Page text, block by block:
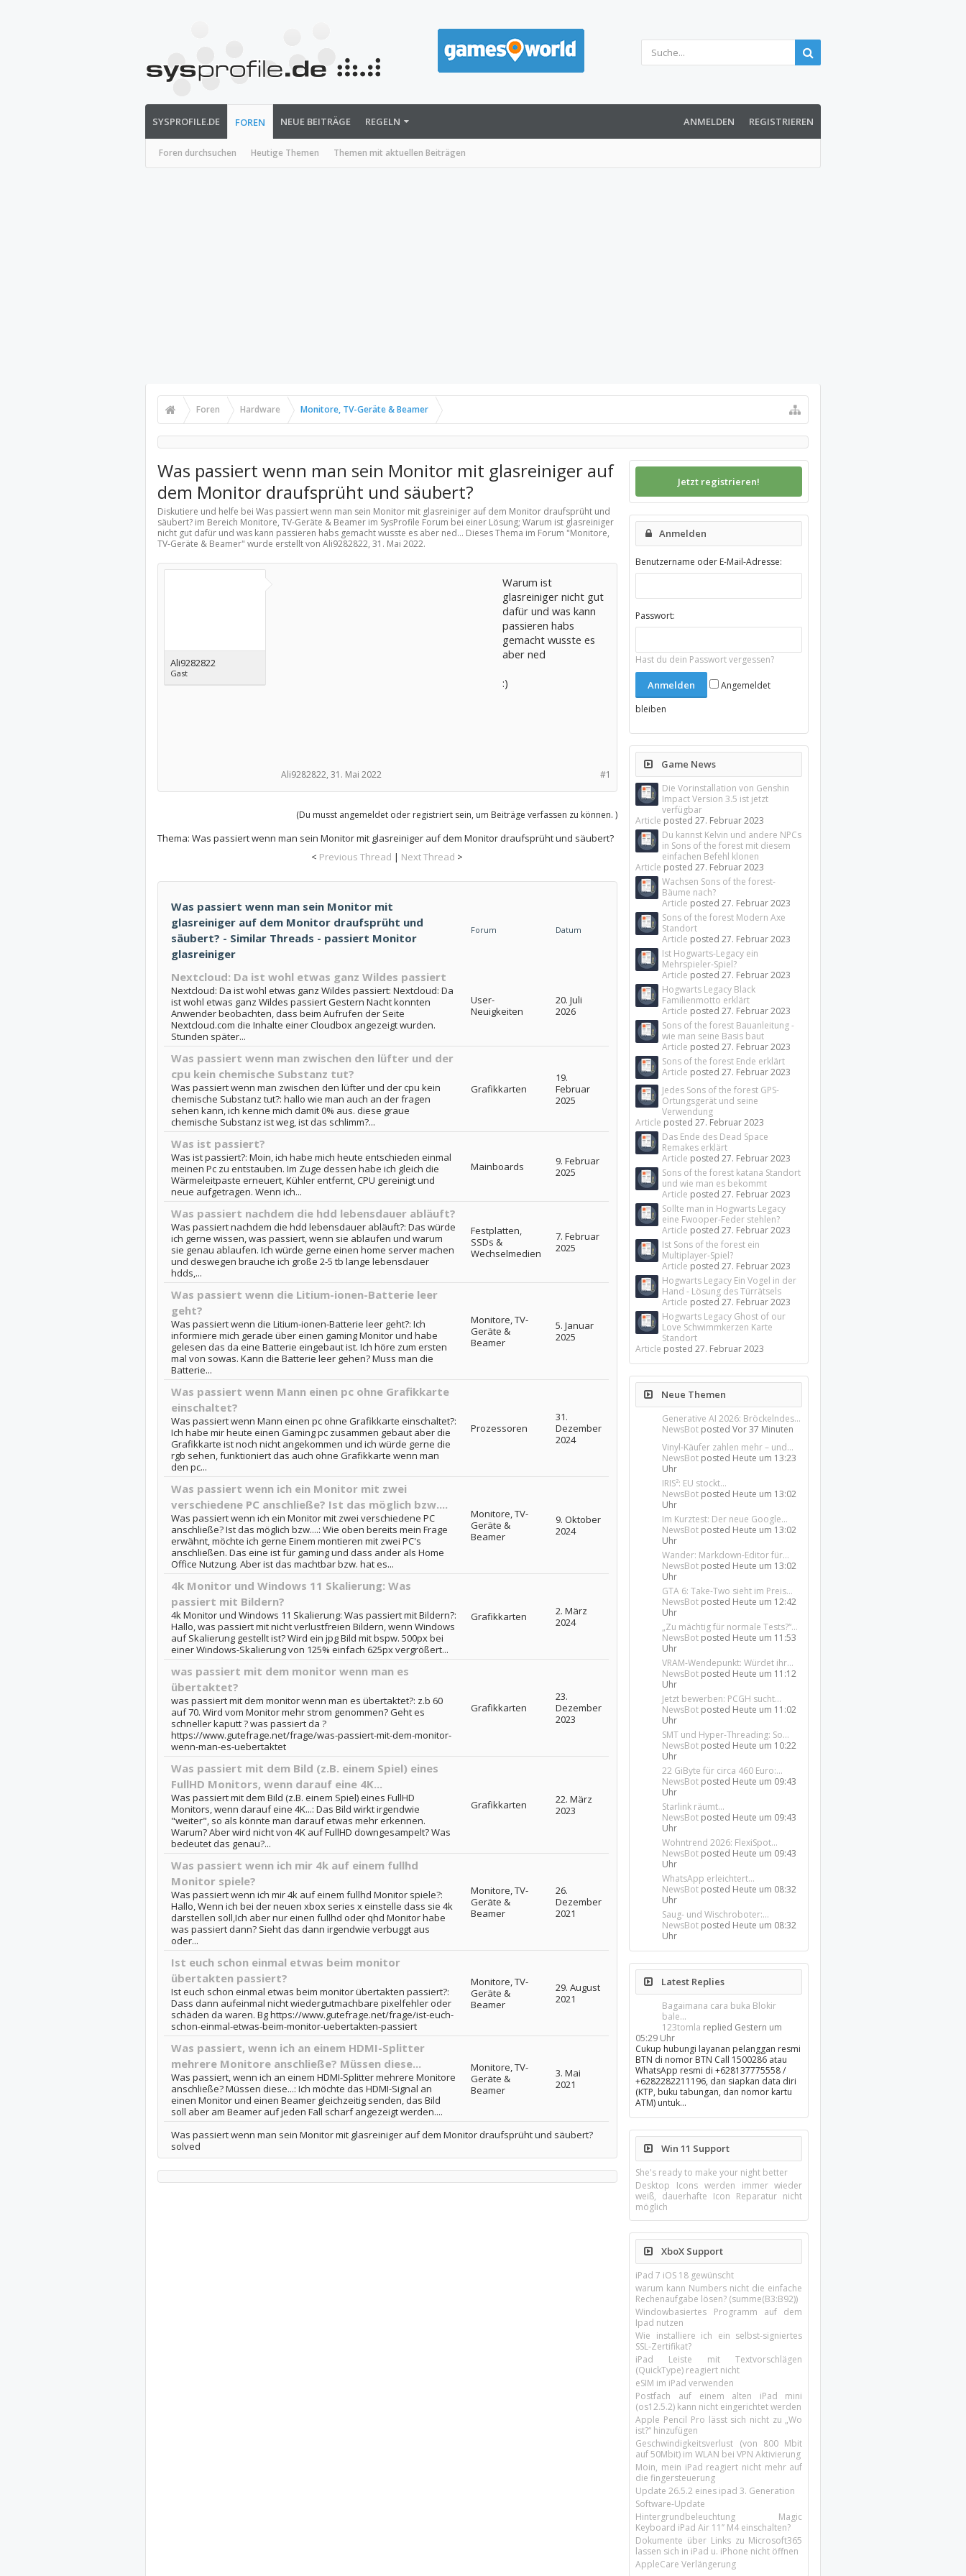
SYSPROFILE.DE FOREN
Foren durchsuchen Heutige Themen Themen mit aktuellen Beiträgen
NEUE BEITRÄGE REGELN ANMELDEN REGISTRIEREN
Foren Hardware Monitore, TV-Geräte & Beamer
Was passiert wenn man sein Monitor mit glasreiniger auf
dem Monitor draufsprüht und säubert?
Diskutiere und helfe bei Was passiert wenn man sein Monitor mit glasreiniger auf dem Monitor draufsprüht und
säubert? im Bereich Monitore, TV-Geräte & Beamerim SysProfile Forum bei einer Lösung; Warum ist glasreiniger
nicht gut dafür und was kann passieren habs gemacht wusste es aber ned... Dieses Thema im Forum "Monitore,
TV-Geräte & Beamer" wurde erstellt von Ali9282822, 31. Mai 2022.
Ali9282822
Gast
Warum ist
glasreiniger nicht gut
dafür und was kann
passieren habs
gemacht wusste es
aber ned
:)
#1
Ali9282822, 31. Mai 2022
(Du musst angemeldet oder registriert sein, um Beiträge verfassen zu können. )
Thema: Was passiert wenn man sein Monitor mit glasreiniger auf dem Monitor draufsprüht und säubert?
< Previous Thread | Next Thread >
Was passiert wenn man sein Monitor mit
glasreiniger auf dem Monitor draufsprüht und
säubert? - Similar Threads - passiert Monitor
glasreiniger
Forum Datum
Nextcloud: Da ist wohl etwas ganz Wildes passiert
Nextcloud: Da ist wohl etwas ganz Wildes passiert: Nextcloud: Da
ist wohl etwas ganz Wildes passiert Gestern Nacht konnten
Anwender beobachten, dass beim Aufrufen der Seite
Nextcloud.com die Inhalte einer Cloudbox angezeigt wurden.
Stunden später...
User-
Neuigkeiten
20. Juli
2026
Was passiert wenn man zwischen den lüfter und der
cpu kein chemische Substanz tut?
Was passiert wenn man zwischen den lüfter und der cpu kein
chemische Substanz tut?: hallo wie man auch an der fragen
sehen kann, ich kenne mich damit 0% aus. diese graue
chemische Substanz ist weg, ist das schlimm?...
Grafikkarten
19.
Februar
2025
Was ist passiert?
Was ist passiert?: Moin, ich habe mich heute entschieden einmal
meinen Pc zu entstauben. Im Zuge dessen habe ich gleich die
Wärmeleitpaste erneuert, Kühler entfernt, CPU gereinigt und
neue aufgetragen. Wenn ich...
Mainboards
9. Februar
2025
Was passiert nachdem die hdd lebensdauer abläuft?
Was passiert nachdem die hdd lebensdauer abläuft?: Das würde
ich gerne wissen, was passiert, wenn sie ablaufen und warum
sie genau ablaufen. Ich würde gerne einen home server machen
und deswegen brauche ich große 2-5 tb lange lebensdauer
hdds,...
Festplatten,
SSDs &
Wechselmedien
7. Februar
2025
Was passiert wenn die Litium-ionen-Batterie leer
geht?
Was passiert wenn die Litium-ionen-Batterie leer geht?: Ich
informiere mich gerade über einen gaming Monitor und habe
gelesen das da eine Batterie eingebaut ist. Ich höre zum ersten
mal von sowas. Kann die Batterie leer gehen? Muss man die
Batterie...
Monitore, TV-
Geräte &
Beamer
5. Januar
2025
Was passiert wenn Mann einen pc ohne Grafikkarte
einschaltet?
Was passiert wenn Mann einen pc ohne Grafikkarte einschaltet?:
Ich habe mir heute einen Gaming pc zusammen gebaut aber die
Grafikkarte ist noch nicht angekommen und ich würde gerne die
rgb sehen, funktioniert das auch ohne Grafikkarte wenn man
den pc...
Prozessoren
31.
Dezember
2024
Was passiert wenn ich ein Monitor mit zwei
verschiedene PC anschließe? Ist das möglich bzw....
Was passiert wenn ich ein Monitor mit zwei verschiedene PC
anschließe? Ist das möglich bzw....: Wie oben bereits mein Frage
erwähnt, möchte ich gerne Einem montieren mit zwei PC's
anschließen. Das eine ist für gaming und dass ander als Home
Office Nutzung. Aber ist das machtbar bzw. hat es...
Monitore, TV-
Geräte &
Beamer
9. Oktober
2024
4k Monitor und Windows 11 Skalierung: Was
passiert mit Bildern?
4k Monitor und Windows 11 Skalierung: Was passiert mit Bildern?:
Hallo, was passiert mit nicht verlustfreien Bildern, wenn Windows
auf Skalierung gestellt ist? Wird ein jpg Bild mit bspw. 500px bei
einer Windows-Skalierung von 125% einfach 625px vergrößert...
Grafikkarten
2. März
2024
was passiert mit dem monitor wenn man es
übertaktet?
was passiert mit dem monitor wenn man es übertaktet?: z.b 60
auf 70. Wird vom Monitor mehr strom genommen? Geht es
schneller kaputt ? was passiert da ?
https://www.gutefrage.net/frage/was-passiert-mit-dem-monitor-
wenn-man-es-uebertaktet
Grafikkarten
23.
Dezember
2023
Was passiert mit dem Bild (z.B. einem Spiel) eines
FullHD Monitors, wenn darauf eine 4K...
Was passiert mit dem Bild (z.B. einem Spiel) eines FullHD
Monitors, wenn darauf eine 4K...: Das Bild wirkt irgendwie
"weiter", so als könnte man darauf etwas mehr erkennen.
Warum? Aber wird nicht von 4K auf FullHD downgesampelt? Was
bedeutet das genau?...
Grafikkarten
22. März
2023
Was passiert wenn ich mir 4k auf einem fullhd
Monitor spiele?
Was passiert wenn ich mir 4k auf einem fullhd Monitor spiele?:
Hallo, Wenn ich bei der neuen xbox series x einstelle dass sie 4k
darstellen soll,Ich aber nur einen fullhd oder qhd Monitor habe
was passiert dann? Sieht das dann irgendwie verbuggt aus
oder...
Monitore, TV-
Geräte &
Beamer
26.
Dezember
2021
Ist euch schon einmal etwas beim monitor
übertakten passiert?
Ist euch schon einmal etwas beim monitor übertakten passiert?:
Dass dann aufeinmal nicht wiedergutmachbare pixelfehler oder
schäden da waren. Bg https://www.gutefrage.net/frage/ist-euch-
schon-einmal-etwas-beim-monitor-uebertakten-passiert
Monitore, TV-
Geräte &
Beamer
29. August
2021
Was passiert, wenn ich an einem HDMI-Splitter
mehrere Monitore anschließe? Müssen diese...
Was passiert, wenn ich an einem HDMI-Splitter mehrere Monitore
anschließe? Müssen diese...: Ich möchte das HDMI-Signal an
einen Monitor und einen Beamer gleichzeitig senden, das Bild
soll aber am Beamer auf jeden Fall scharf angezeigt werden....
Monitore, TV-
Geräte &
Beamer
3. Mai
2021
Was passiert wenn man sein Monitor mit glasreiniger auf dem Monitor draufsprüht und säubert?
solved
Jetzt registrieren!
Anmelden
Benutzername oder E-Mail-Adresse:
Passwort:
Hast du dein Passwort vergessen?
Angemeldet
bleiben
Game News
Die Vorinstallation von Genshin
Impact Version 3.5 ist jetzt
verfügbar
Article posted27. Februar 2023
Du kannst Kelvin und andere NPCs
in Sons of the forest mit diesem
einfachen Befehl klonen
Article posted27. Februar 2023
Wachsen Sons of the forest-
Bäume nach?
Article posted27. Februar 2023
Sons of the forest Modern Axe
Standort
Article posted27. Februar 2023
Ist Hogwarts-Legacy ein
Mehrspieler-Spiel?
Article posted27. Februar 2023
Hogwarts Legacy Black
Familienmotto erklärt
Article posted27. Februar 2023
Sons of the forest Bauanleitung -
wie man seine Basis baut
Article posted27. Februar 2023
Sons of the forest Ende erklärt
Article posted27. Februar 2023
Jedes Sons of the forest GPS-
Ortungsgerät und seine
Verwendung
Article posted27. Februar 2023
Das Ende des Dead Space
Remakes erklärt
Article posted27. Februar 2023
Sons of the forest katana Standort
und wie man es bekommt
Article posted27. Februar 2023
Sollte man in Hogwarts Legacy
eine Fwooper-Feder stehlen?
Article posted27. Februar 2023
Ist Sons of the forest ein
Multiplayer-Spiel?
Article posted27. Februar 2023
Hogwarts Legacy Ein Vogel in der
Hand - Lösung des Türrätsels
Article posted27. Februar 2023
Hogwarts Legacy Ghost of our
Love Schwimmkerzen Karte
Standort
Article posted27. Februar 2023
Neue Themen
Generative AI 2026: Bröckelndes...
NewsBot postedVor 37 Minuten
Vinyl-Käufer zahlen mehr – und...
NewsBot posted Heute um 13:23
Uhr
IRIS²: EU stockt...
NewsBot posted Heute um 13:02
Uhr
Im Kurztest: Der neue Google...
NewsBot posted Heute um 13:02
Uhr
Wander: Markdown-Editor für...
NewsBot posted Heute um 13:02
Uhr
GTA 6: Take-Two sieht im Preis...
NewsBot posted Heute um 12:42
Uhr
„Zu mächtig für normale Tests?“...
NewsBot posted Heute um 11:53
Uhr
VRAM-Wendepunkt: Würdet ihr...
NewsBot posted Heute um 11:12
Uhr
Jetzt bewerben: PCGH sucht...
NewsBot posted Heute um 11:02
Uhr
SMT und Hyper-Threading: So...
NewsBot posted Heute um 10:22
Uhr
22 GiByte für circa 460 Euro:...
NewsBot posted Heute um 09:43
Uhr
Starlink räumt...
NewsBot posted Heute um 09:43
Uhr
Wohntrend 2026: FlexiSpot...
NewsBot posted Heute um 09:43
Uhr
WhatsApp erleichtert...
NewsBot posted Heute um 08:32
Uhr
Saug- und Wischroboter:...
NewsBot posted Heute um 08:32
Uhr
Latest Replies
Bagaimana cara buka Blokir
bale...
123tomla replied Gestern um
05:29 Uhr
Cukup hubungi layanan pelanggan resmi
BTN di nomor BTN Call 1500286 atau
WhatsApp resmi di +628137775558 /
+6282282211196, dan siapkan data diri
(KTP, buku tabungan, dan nomor kartu
ATM) untuk…
Win 11 Support
She's ready to make your night better
Desktop Icons werden immer wieder
weiß, dauerhafte Icon Reparatur nicht
möglich
XboX Support
iPad 7 iOS 18 gewünscht
warum kann Numbers nicht die einfache
Rechenaufgabe lösen? (summe(B3:B92))
Windowbasiertes Programm auf dem
Ipad nutzen
Wie installiere ich ein selbst-signiertes
SSL-Zertifikat?
iPad Leiste mit Textvorschlägen
(QuickType) reagiert nicht
eSIM im iPad verwenden
Postfach auf einem alten iPad mini
(os12.5.2) kann nicht eingerichtet werden
Apple Pencil Pro lässt sich nicht zu „Wo
ist?“ hinzufügen
Geschwindigkeitsverlust (von 800 Mbit
auf 50Mbit) im WLAN bei VPN Aktivierung
Moin, mein iPad reagiert nicht mehr auf
die fingersteuerung
Update 26.5.2 eines ipad 3. Generation
Software-Update
Hintergrundbeleuchtung Magic
Keyboard iPad Air 11’’ M4 einschalten?
Dokumente über Links zu Microsoft365
lassen sich in iPad u. iPhone nicht öffnen
AppleCare Verlängerung